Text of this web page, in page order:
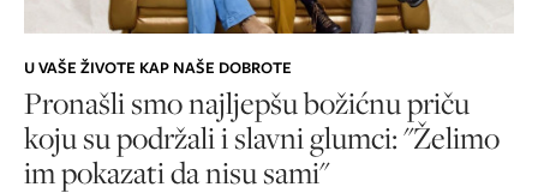
U VAŠE ŽIVOTE KAP NAŠE DOBROTE
Pronašli smo najljepšu božićnu priču
koju su podržali i slavni glumci: "Želimo
im pokazati da nisu sami"